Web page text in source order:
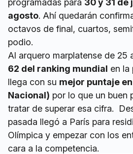
agosto. Ahí quedarán
octavos de final, cuartos,
podio.
Al arquero marplatense de 25
62 del ranking mundial en la
llega con su mejor puntaje
Nacional) por lo que un buen
tratar de superar esa cifra.
pasada llegó a París para
Olímpica y empezar con los
cara a la competencia.